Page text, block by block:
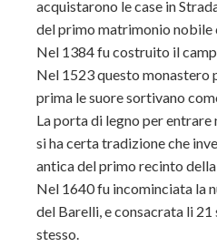
acquistarono le case in
del primo matrimonio nobile
Nel 1384 fu costruito il
Nel 1523 questo monastero
prima le suore sortivano
La porta di legno per
si ha certa tradizione che
antica del primo recinto
Nel 1640 fu incominciata la
del Barelli, e consacrata li 21
stesso.